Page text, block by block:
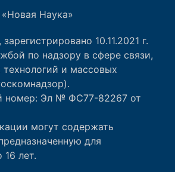
Наука»
10.11.2021 г.
по надзору в сфере связи,
и массовых
номер: Эл № ФС77-82267 от
могут содержать
для
16 лет.